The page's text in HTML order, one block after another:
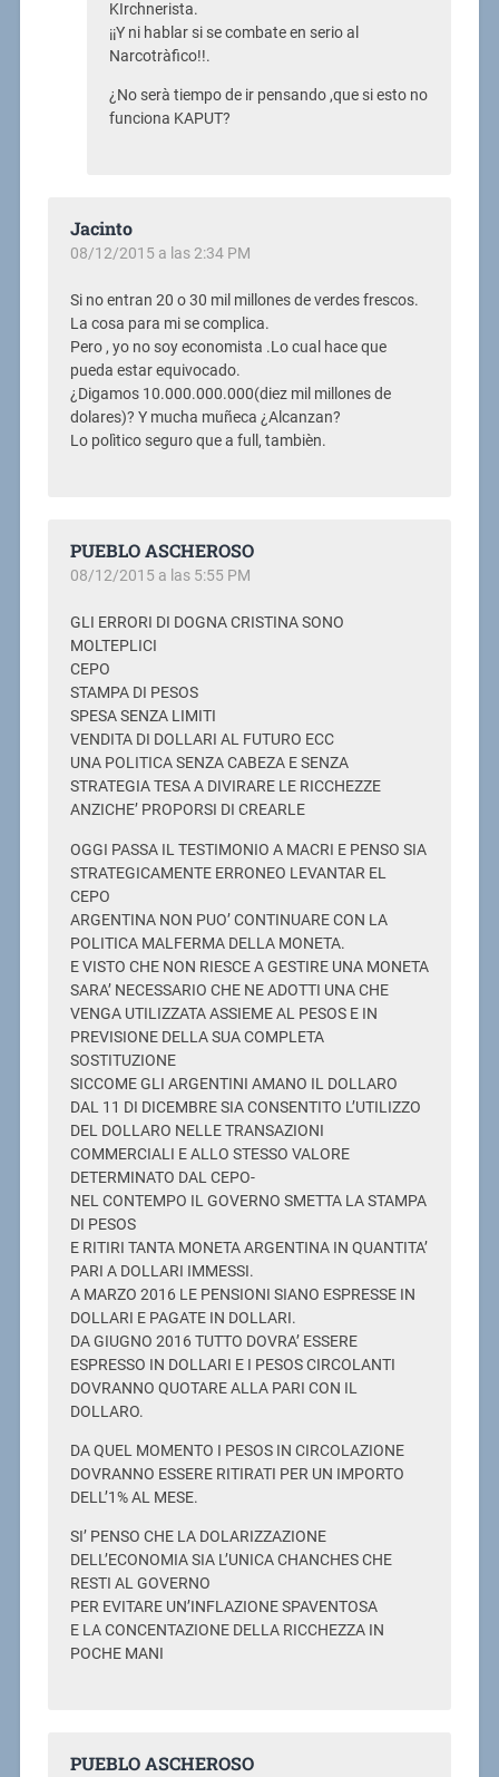
KIrchnerista.
¡¡Y ni hablar si se combate en serio al
Narcotràfico!!.
¿No serà tiempo de ir pensando ,que si esto no
funciona KAPUT?
Jacinto
08/12/2015 a las 2:34 PM
Si no entran 20 o 30 mil millones de verdes frescos.
La cosa para mi se complica.
Pero , yo no soy economista .Lo cual hace que
pueda estar equivocado.
¿Digamos 10.000.000.000(diez mil millones de
dolares)? Y mucha muñeca ¿Alcanzan?
Lo polìtico seguro que a full, tambièn.
PUEBLO ASCHEROSO
08/12/2015 a las 5:55 PM
GLI ERRORI DI DOGNA CRISTINA SONO
MOLTEPLICI
CEPO
STAMPA DI PESOS
SPESA SENZA LIMITI
VENDITA DI DOLLARI AL FUTURO ECC
UNA POLITICA SENZA CABEZA E SENZA
STRATEGIA TESA A DIVIRARE LE RICCHEZZE
ANZICHE’ PROPORSI DI CREARLE
OGGI PASSA IL TESTIMONIO A MACRI E PENSO SIA
STRATEGICAMENTE ERRONEO LEVANTAR EL
CEPO
ARGENTINA NON PUO’ CONTINUARE CON LA
POLITICA MALFERMA DELLA MONETA.
E VISTO CHE NON RIESCE A GESTIRE UNA MONETA
SARA’ NECESSARIO CHE NE ADOTTI UNA CHE
VENGA UTILIZZATA ASSIEME AL PESOS E IN
PREVISIONE DELLA SUA COMPLETA
SOSTITUZIONE
SICCOME GLI ARGENTINI AMANO IL DOLLARO
DAL 11 DI DICEMBRE SIA CONSENTITO L’UTILIZZO
DEL DOLLARO NELLE TRANSAZIONI
COMMERCIALI E ALLO STESSO VALORE
DETERMINATO DAL CEPO-
NEL CONTEMPO IL GOVERNO SMETTA LA STAMPA
DI PESOS
E RITIRI TANTA MONETA ARGENTINA IN QUANTITA’
PARI A DOLLARI IMMESSI.
A MARZO 2016 LE PENSIONI SIANO ESPRESSE IN
DOLLARI E PAGATE IN DOLLARI.
DA GIUGNO 2016 TUTTO DOVRA’ ESSERE
ESPRESSO IN DOLLARI E I PESOS CIRCOLANTI
DOVRANNO QUOTARE ALLA PARI CON IL
DOLLARO.
DA QUEL MOMENTO I PESOS IN CIRCOLAZIONE
DOVRANNO ESSERE RITIRATI PER UN IMPORTO
DELL’1% AL MESE.
SI’ PENSO CHE LA DOLARIZZAZIONE
DELL’ECONOMIA SIA L’UNICA CHANCHES CHE
RESTI AL GOVERNO
PER EVITARE UN’INFLAZIONE SPAVENTOSA
E LA CONCENTAZIONE DELLA RICCHEZZA IN
POCHE MANI
PUEBLO ASCHEROSO